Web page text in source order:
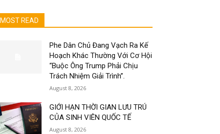
MOST READ
Phe Dân Chủ Đang Vạch Ra Kế
Hoạch Khác Thường Với Cơ Hội
“Buộc Ông Trump Phải Chịu
Trách Nhiệm Giải Trình”.
August 8, 2026
GIỚI HẠN THỜI GIAN LƯU TRÚ
CỦA SINH VIÊN QUỐC TẾ
August 8, 2026